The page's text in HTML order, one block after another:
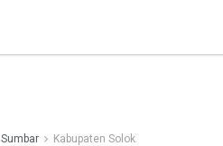
Sumbar Kabupaten Solok